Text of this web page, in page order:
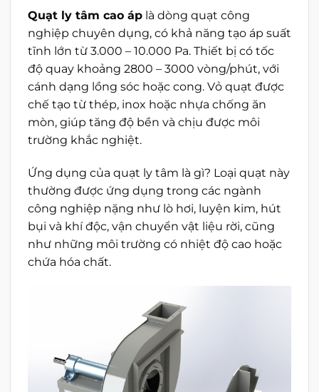
Quạt ly tâm cao áp là dòng quạt công
nghiệp chuyên dụng, có khả năng tạo áp suất
tĩnh lớn từ 3.000 – 10.000 Pa. Thiết bị có tốc
độ quay khoảng 2800 – 3000 vòng/phút, với
cánh dạng lồng sóc hoặc cong. Vỏ quạt được
chế tạo từ thép, inox hoặc nhựa chống ăn
mòn, giúp tăng độ bền và chịu được môi
trường khắc nghiệt.
Ứng dụng của quạt ly tâm là gì? Loại quạt này
thường được ứng dụng trong các ngành
công nghiệp nặng như lò hơi, luyện kim, hút
bụi và khí độc, vận chuyển vật liệu rời, cũng
như những môi trường có nhiệt độ cao hoặc
chứa hóa chất.